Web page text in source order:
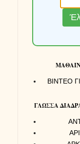
ΒΙΝΤΕΟ
ΓΛΩΣΣΑ